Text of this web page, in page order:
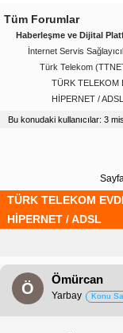
Tüm Forumlar
Haberleşme ve Dijital
İnternet Servis
Türk Telekom
TÜRK TELEKOM
HİPERNET / ADSL
Bu konudaki kullanıcılar: 3
TÜRK TELEKOM
HİPERNET / ADSL
Ö
Ömürcan
Yarbay Konu